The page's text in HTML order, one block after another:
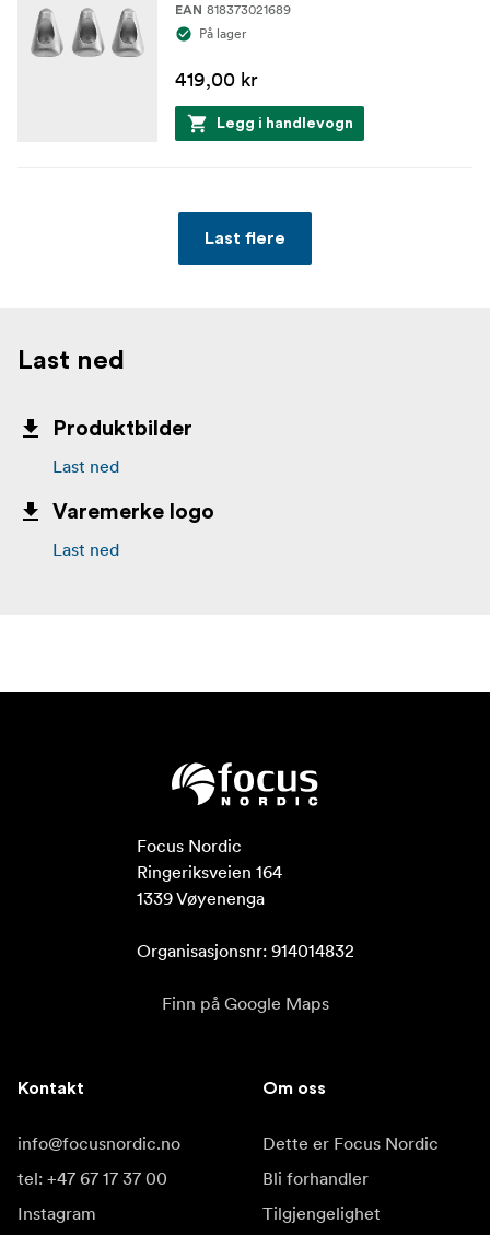
EAN 818373021689
På lager
419,00 kr
Legg i handlevogn
Last flere
Last ned
Produktbilder
Last ned
Varemerke logo
Last ned
Focus Nordic
Ringeriksveien 164
1339 Vøyenenga
Organisasjonsnr: 914014832
Finn på Google Maps
Kontakt
info@focusnordic.no
tel: +47 67 17 37 00
Instagram
Om oss
Dette er Focus Nordic
Bli forhandler
Tilgjengelighet